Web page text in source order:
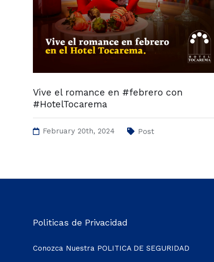
Vive el romance en #febrero con
#HotelTocarema
February 20th, 2024 Post
Politicas de Privacidad
Conozca Nuestra POLITICA DE SEGURIDAD